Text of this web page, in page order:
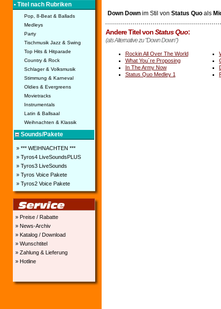
• Titel nach Rubriken
Pop, 8-Beat & Ballads
Medleys
Party
Tischmusik Jazz & Swing
Top Hits & Hitparade
Country & Rock
Schlager & Volksmusik
Stimmung & Karneval
Oldies & Evergreens
Movietracks
Instrumentals
Latin & Ballsaal
Weihnachten & Klassik
Sounds/Pakete
» *** WEIHNACHTEN ***
» Tyros4 LiveSoundsPLUS
» Tyros3 LiveSounds
» Tyros Voice Pakete
» Tyros2 Voice Pakete
» Preise / Rabatte
» News-Archiv
» Katalog / Download
» Wunschtitel
» Zahlung & Lieferung
» Hotline
Down Downim Stil von Status Quoals
Andere Titel vonStatus Quo:
(als Alternative zu "Down Down")
Rockin All Over The World
What You´re Proposing
In The Army Now
Status Quo Medley 1